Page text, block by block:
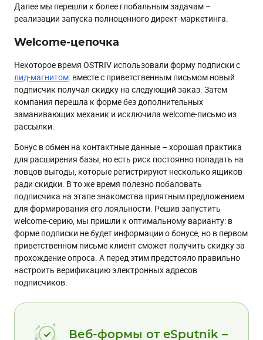
Далее мы перешли к более глобальным задачам –
реализации запуска полноценного директ-маркетинга.
Welcome-цепочка
Некоторое время OSTRIV использовали форму подписки с
лид-магнитом: вместе с приветственным письмом новый
подписчик получал скидку на следующий заказ. Затем
компания перешла к форме без дополнительных
заманивающих механик и исключила welcome-письмо из
рассылки.
Бонус в обмен на контактные данные – хорошая практика
для расширения базы, но есть риск постоянно попадать на
ловцов выгоды, которые регистрируют несколько ящиков
ради скидки. В то же время полезно побаловать
подписчика на этапе знакомства приятным предложением
для формирования его лояльности. Решив запустить
welcome-серию, мы пришли к оптимальному варианту: в
форме подписки не будет информации о бонусе, но в первом
приветственном письме клиент сможет получить скидку за
прохождение опроса. А перед этим предстояло правильно
настроить верификацию электронных адресов
подписчиков.
Веб-формы от eSputnik –